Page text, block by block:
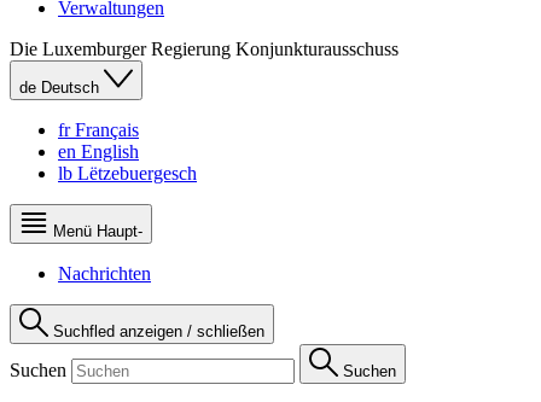
Verwaltungen
Die Luxemburger Regierung Konjunkturausschuss
de Deutsch
fr Français
en English
lb Lëtzebuergesch
Menü Haupt-
Nachrichten
Suchfled anzeigen / schließen
Suchen Suchen